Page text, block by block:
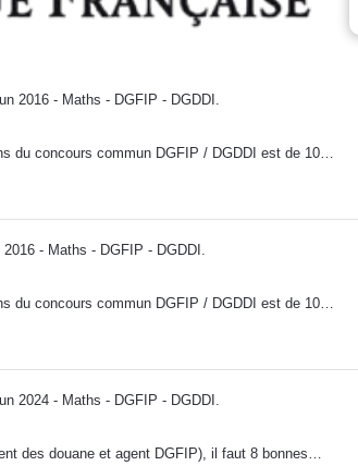
2016 - Maths - DGFIP - DGDDI .
du concours commun DGFIP / DGDDI est de 10…
- Maths - DGFIP - DGDDI .
du concours commun DGFIP / DGDDI est de 10…
2024 - Maths - DGFIP - DGDDI .
des douane et agent DGFIP), il faut 8 bonnes…